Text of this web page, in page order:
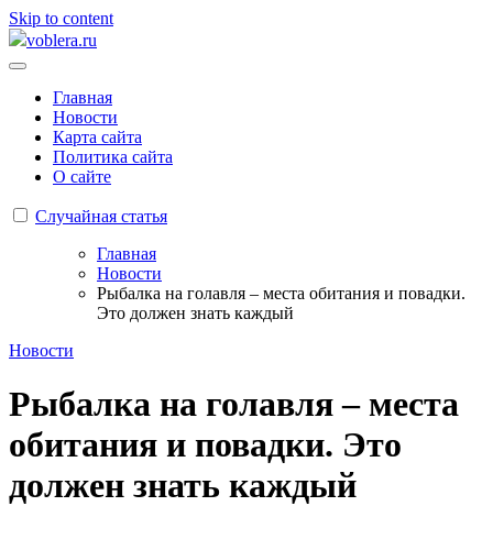
Skip to content
voblera.ru
Главная
Новости
Карта сайта
Политика сайта
О сайте
Случайная статья
Главная
Новости
Рыбалка на голавля – места обитания и повадки.
Это должен знать каждый
Новости
Рыбалка на голавля – места
обитания и повадки. Это
должен знать каждый